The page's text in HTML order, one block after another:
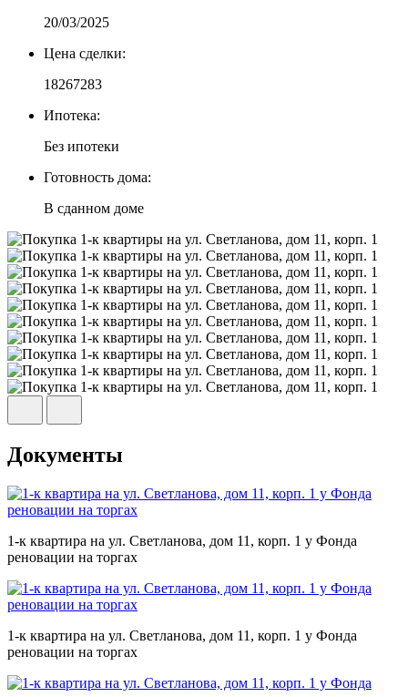
20/03/2025
Цена сделки:
18267283
Ипотека:
Без ипотеки
Готовность дома:
В сданном доме
Документы
1-к квартира на ул. Светланова, дом 11, корп. 1 у Фонда
реновации на торгах
1-к квартира на ул. Светланова, дом 11, корп. 1 у Фонда
реновации на торгах